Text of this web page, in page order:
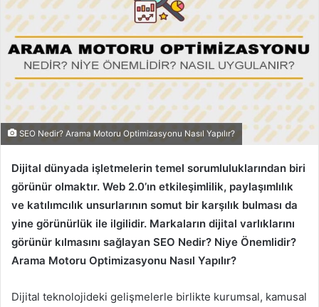
SEO Nedir? Arama Motoru Optimizasyonu Nasıl Yapılır?
Dijital dünyada işletmelerin temel sorumluluklarından biri
görünür olmaktır. Web 2.0’ın etkileşimlilik, paylaşımlılık
ve katılımcılık unsurlarının somut bir karşılık bulması da
yine görünürlük ile ilgilidir. Markaların dijital varlıklarını
görünür kılmasını sağlayan SEO Nedir? Niye Önemlidir?
Arama Motoru Optimizasyonu Nasıl Yapılır?
Dijital teknolojideki gelişmelerle birlikte kurumsal, kamusal